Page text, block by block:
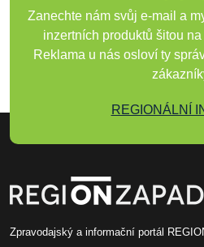
Zanechte nám svůj e-mail a
inzertních produktů šitou
Reklama u nás osloví ty
REGIONÁLNÍ
Zpravodajský a informační portál